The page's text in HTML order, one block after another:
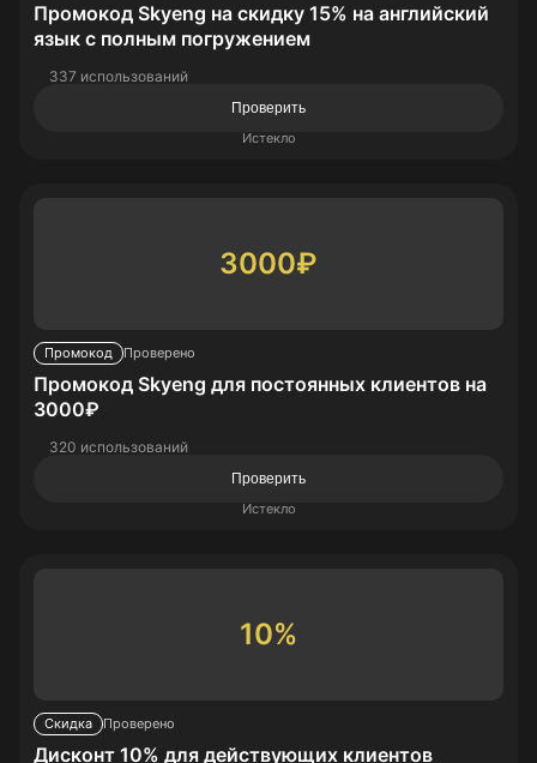
Промокод Skyeng на скидку 15% на английский
язык с полным погружением
337 использований
Проверить
Истекло
3000₽
Промокод Проверено
Промокод Skyeng для постоянных клиентов на
3000₽
320 использований
Проверить
Истекло
10%
Скидка Проверено
Дисконт 10% для действующих клиентов